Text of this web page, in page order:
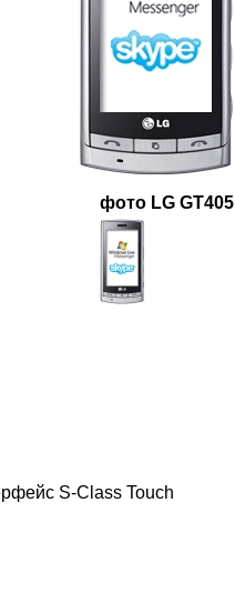
фото LG GT405
S-Class Touch